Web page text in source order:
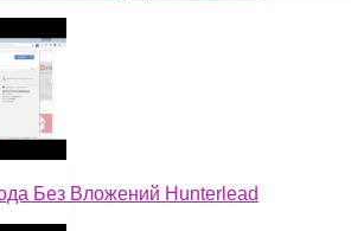
Без Вложений Hunterlead